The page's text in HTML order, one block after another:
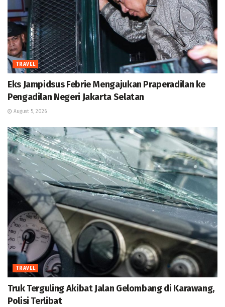
TRAVEL
Eks Jampidsus Febrie Mengajukan Praperadilan ke
Pengadilan Negeri Jakarta Selatan
August 5, 2026
TRAVEL
Truk Terguling Akibat Jalan Gelombang di Karawang,
Polisi Terlibat